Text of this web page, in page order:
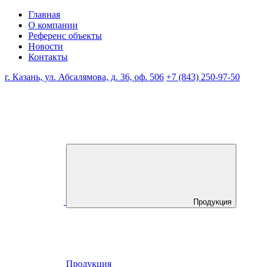
Главная
О компании
Референс объекты
Новости
Контакты
г. Казань, ул. Абсалямова, д. 36, оф. 506 +7 (843) 250-97-50
Продукция
Продукция